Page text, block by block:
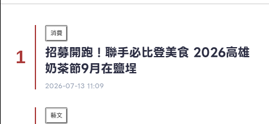
消費
招募開跑！聯手必比登美食 2026高雄
奶茶節9月在鹽埕
2026-07-13 11:09
藝文